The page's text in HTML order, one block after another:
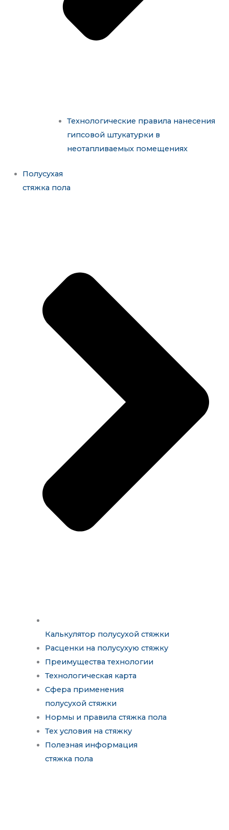
Технологические правила нанесения
гипсовой штукатурки в
неотапливаемых помещениях
Полусухая
стяжка пола
Калькулятор полусухой стяжки
Расценки на полусухую стяжку
Преимущества технологии
Технологическая карта
Сфера применения
полусухой стяжки
Нормы и правила стяжка пола
Тех условия на стяжку
Полезная информация
стяжка пола